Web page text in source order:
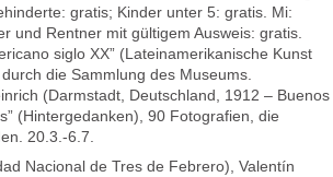
gratis; Kinder unter 5: gratis. Mi:
und Rentner mit gültigem Ausweis: gratis.
siglo XX” (Lateinamerikanische Kunst
die Sammlung des Museums.
(Darmstadt, Deutschland, 1912 – Buenos
(Hintergedanken), 90 Fotografien, die
20.3.-6.7.
Nacional de Tres de Febrero), Valentín